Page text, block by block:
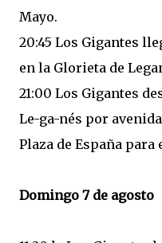
Mayo.
20:45 Los Gigantes
en la Glorieta de
21:00 Los Gigantes
Le-ga-nés por
Plaza de España
Domingo 7 de agosto